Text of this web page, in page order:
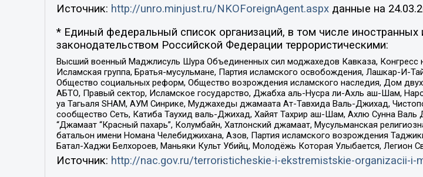
Источник: http://unro.minjust.ru/NKOForeignAgent.aspxданные на
* Единый федеральный список организаций, в том числе
законодательством Российской Федерации террористическими:
Высший военный Маджлисуль Шура Объединенных сил моджахедов Кавказа, Конгресс
Исламская группа, Братья-мусульмане, Партия исламского освобождения, Лашкар-И-
Общество социальных реформ, Общество возрождения исламского наследия, Дом
АБТО, Правый сектор, Исламское государство, Джабха аль-Нусра ли-Ахль аш-Шам,
уа Тагьаля SHAM, АУМ Синрике, Муджахеды джамаата Ат-Тавхида Валь-Джихад,
сообщество Сеть, Катиба Таухид валь-Джихад, Хайят Тахрир аш-Шам, Ахлю Сунна Валь
“Джамаат “Красный пахарь”, Колумбайн, Хатлонский джамаат, Мусульманская
батальон имени Номана Челебиджихана, Азов, Партия исламского возрождения
Батал-Хаджи Белхороев, Маньяки Культ Убийц, Молодёжь Которая Улыбается, Легион
Источник: http://nac.gov.ru/terroristicheskie-i-ekstremistskie-organizacii-i-